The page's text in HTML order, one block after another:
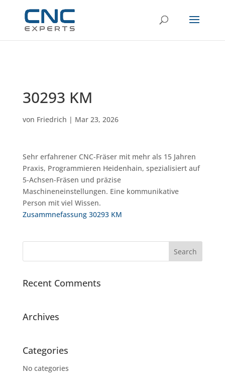
30293 KM
von Friedrich | Mar 23, 2026
Sehr erfahrener CNC-Fräser mit mehr als 15 Jahren
Praxis, Programmieren Heidenhain, spezialisiert auf
5-Achsen-Fräsen und präzise
Maschineneinstellungen. Eine kommunikative
Person mit viel Wissen.
Zusammnefassung 30293 KM
Recent Comments
Archives
Categories
No categories